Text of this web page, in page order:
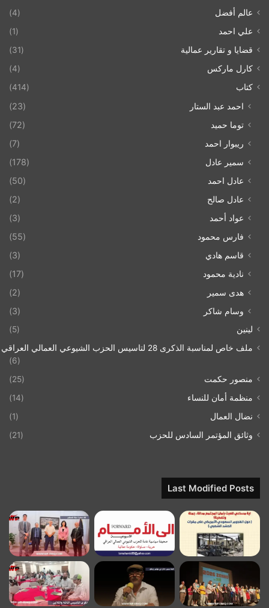
عالم أفضل
(4)
علي احمد
(1)
قضايا و تقارير عمالية
(31)
كارل ماركس
(4)
كتاب
(414)
احمد عبد الستار
(23)
توما حميد
(72)
ريبوار احمد
(7)
سمير عادل
(178)
عادل احمد
(50)
عادل صالح
(2)
عواد أحمد
(3)
فارس محمود
(55)
قاسم هادي
(3)
نادية محمود
(17)
هدى سمير
(2)
وسام شاكر
(3)
لينين
(5)
ملف خاص لمناسبة الذكرى 28 لتاسيس الحزب الشيوعي العمالي العراقي 1993/07/21
(6)
منصور حكمت
(25)
منظمة أمان للنساء
(14)
نضال العمال
(1)
وثائق المؤتمر السادس للحزب
(21)
Last Modified Posts